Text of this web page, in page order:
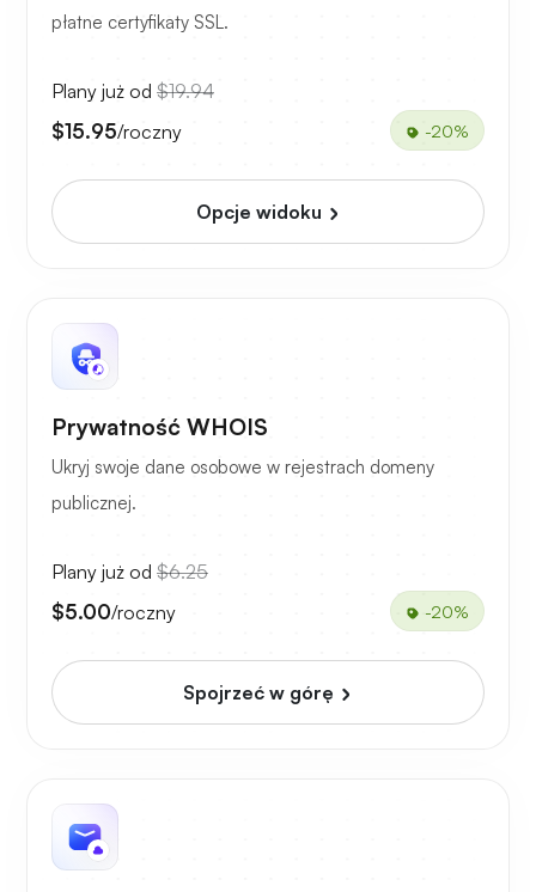
płatne certyfikaty SSL.
Plany już od $19.94
$15.95/roczny -20%
Opcje widoku
Prywatność WHOIS
Ukryj swoje dane osobowe w rejestrach domeny
publicznej.
Plany już od $6.25
$5.00/roczny -20%
Spojrzeć w górę